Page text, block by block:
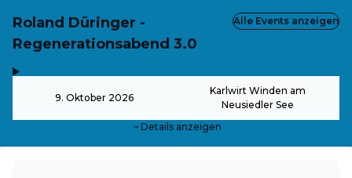
Roland Düringer -
Regenerationsabend 3.0
9. Oktober 2026
Karlwirt Winden am
Neusiedler See
Details anzeigen
Alle Events anzeigen